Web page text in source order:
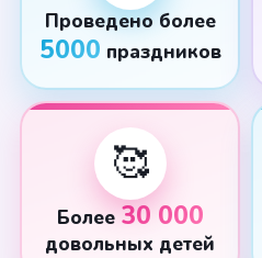
Проведено более
5000 праздников
🥰
Более30 000
довольных детей